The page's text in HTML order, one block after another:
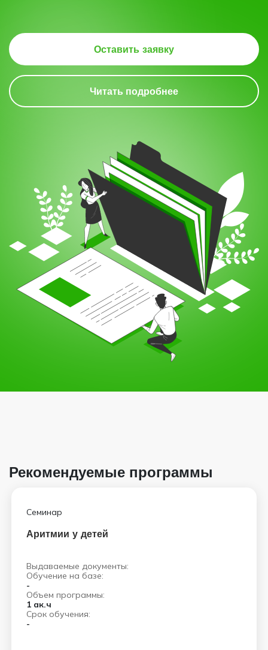
Оставить заявку
Читать подробнее
Рекомендуемые программы
Семинар
Аритмии у детей
Выдаваемые документы:
Обучение на базе:
-
Объем программы:
1 ак.ч
Срок обучения:
-